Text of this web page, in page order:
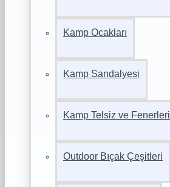
Kamp Ocakları
Kamp Sandalyesi
Kamp Telsiz ve Fenerleri
Outdoor Bıçak Çeşitleri